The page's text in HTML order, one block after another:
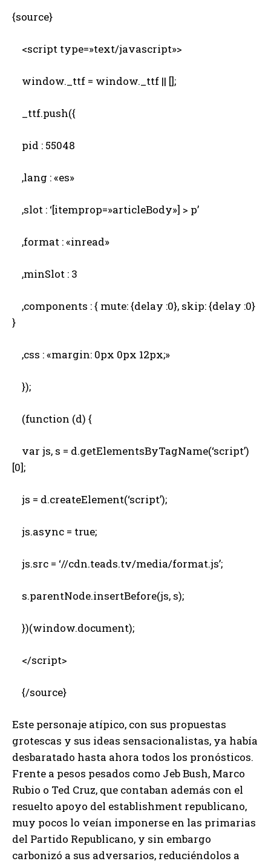
{source}
<script type=»text/javascript»>
window._ttf = window._ttf || [];
_ttf.push({
pid : 55048
,lang : «es»
,slot : ‘[itemprop=»articleBody»] > p’
,format : «inread»
,minSlot : 3
,components : { mute: {delay :0}, skip: {delay :0}
}
,css : «margin: 0px 0px 12px;»
});
(function (d) {
var js, s = d.getElementsByTagName(‘script’)
[0];
js = d.createElement(‘script’);
js.async = true;
js.src = ‘//cdn.teads.tv/media/format.js’;
s.parentNode.insertBefore(js, s);
})(window.document);
</script>
{/source}
Este personaje atípico, con sus propuestas
grotescas y sus ideas sensacionalistas, ya había
desbaratado hasta ahora todos los pronósticos.
Frente a pesos pesados como Jeb Bush, Marco
Rubio o Ted Cruz, que contaban además con el
resuelto apoyo del establishment republicano,
muy pocos lo veían imponerse en las primarias
del Partido Republicano, y sin embargo
carbonizó a sus adversarios, reduciéndolos a